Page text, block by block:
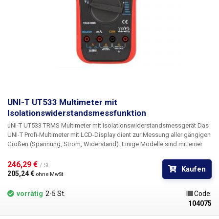
UNI-T UT533 Multimeter mit
Isolationswiderstandsmessfunktion
uNI-T UT533 TRMS Multimeter mit Isolationswiderstandsmessgerät
UNI-T Profi-Multimeter mit LCD-Display dient zur Messung aller gängigen
Größen (Spannung, Strom, Widerstand). Einige Modelle sind mit einer
Temperatur, T-RMS, Blitzlicht, Transistormessung usw., je nach Modell
(siehe Liste der Funktionen unten). Multimeter sind die am häufigsten
verwendeten Messgeräte bei der Messung und Reparatur von
Elektrogeräten, Bürogeräten, der Stromverteilung in Gebäuden, der
Verkabelung von Autos oder bei der Herstellung und dem Basteln
246,29 € / St.
205,24 € ohne MwSt
Kaufen
vorrätig 2-5 St.
Code:
104075